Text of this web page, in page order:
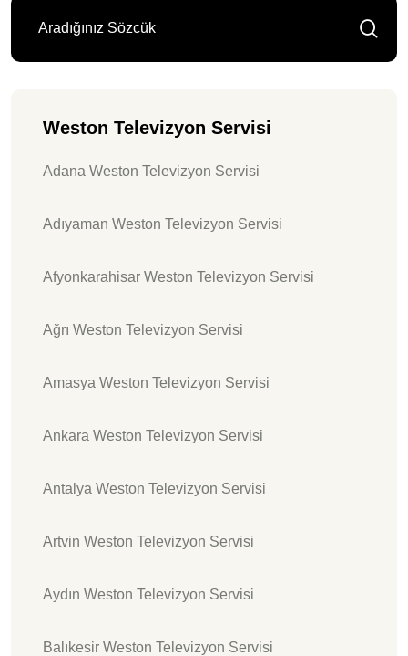
Weston Televizyon Servisi
Adana Weston Televizyon Servisi
Adıyaman Weston Televizyon Servisi
Afyonkarahisar Weston Televizyon Servisi
Ağrı Weston Televizyon Servisi
Amasya Weston Televizyon Servisi
Ankara Weston Televizyon Servisi
Antalya Weston Televizyon Servisi
Artvin Weston Televizyon Servisi
Aydın Weston Televizyon Servisi
Balıkesir Weston Televizyon Servisi